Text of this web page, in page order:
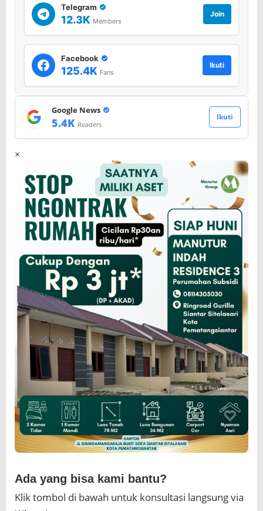
T
A
A
N
W
S
-
T
O
!
Telegram
12.3K Members
Join
Facebook
125.4K Fans
Ikuti
Google News
5.4K Readers
Ikuti
×
Ada yang bisa kami bantu?
Klik tombol di bawah untuk konsultasi langsung via